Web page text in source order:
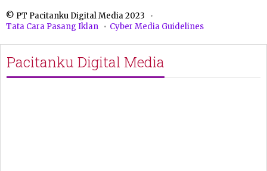
© PT Pacitanku Digital Media 2023
Tata Cara Pasang Iklan
Cyber Media Guidelines
Pacitanku Digital Media